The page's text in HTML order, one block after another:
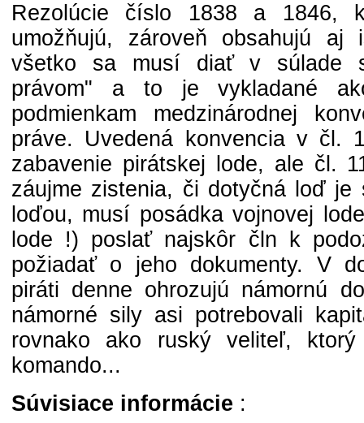
Rezolúcie číslo 1838 a 1846,
umožňujú, zároveň obsahujú aj
všetko sa musí diať v súlade s
právom" a to je vykladané
podmienkam medzinárodnej
práve. Uvedená konvencia v čl.
zabavenie pirátskej lode, ale čl.
záujme zistenia, či dotyčná loď je
loďou, musí posádka vojnovej
lode !) poslať najskôr čln k
požiadať o jeho dokumenty. V
piráti denne ohrozujú námornú
námorné sily asi potrebovali
rovnako ako ruský veliteľ,
komando...
Súvisiace informácie :